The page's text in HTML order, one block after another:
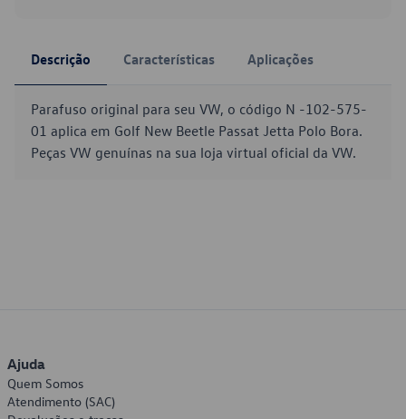
Descrição Características Aplicações
Parafuso original para seu VW, o código N -102-575-
01 aplica em Golf New Beetle Passat Jetta Polo Bora.
Peças VW genuínas na sua loja virtual oficial da VW.
Ajuda
Quem Somos
Atendimento (SAC)